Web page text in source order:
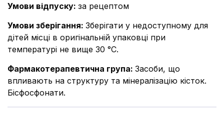
Умови відпуску: за рецептом
Умови зберігання: Зберігати у недоступному для
дітей місці в оригінальній упаковці при
температурі не вище 30 °С.
Фармакотерапевтична група: Засоби, що
впливають на структуру та мінералізацію кісток.
Бісфосфонати.